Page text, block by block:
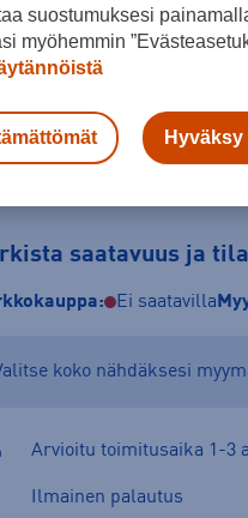
saatavuus ja
Ei saatavilla
koko nähdäksesi
Arvioitu toimitusaika 1-3
Ilmainen palautus
suostumuksesi
myöhemmin